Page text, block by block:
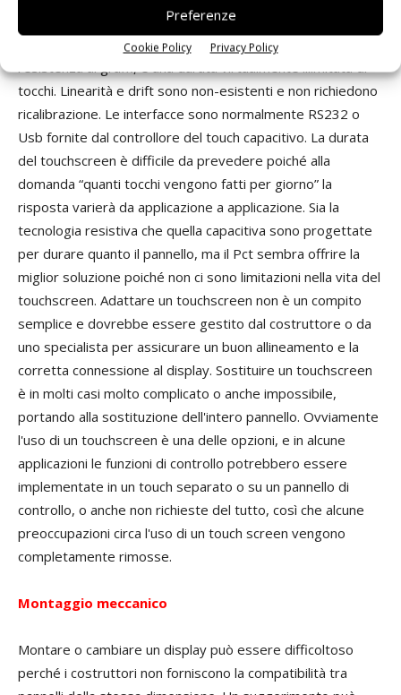
Preferenze
Cookie Policy Privacy Policy
Capacitance sono generalmente fatti di un materiale
piuttosto duro che offre un miglior impatto e una miglior
tocchi. Linearità e drift sono non-esistenti e non richiedono
ricalibrazione. Le interfacce sono normalmente RS232 o
Usb fornite dal controllore del touch capacitivo. La durata
del touchscreen è difficile da prevedere poiché alla
domanda “quanti tocchi vengono fatti per giorno” la
risposta varierà da applicazione a applicazione. Sia la
tecnologia resistiva che quella capacitiva sono progettate
per durare quanto il pannello, ma il Pct sembra offrire la
miglior soluzione poiché non ci sono limitazioni nella vita del
touchscreen. Adattare un touchscreen non è un compito
semplice e dovrebbe essere gestito dal costruttore o da
uno specialista per assicurare un buon allineamento e la
corretta connessione al display. Sostituire un touchscreen
è in molti casi molto complicato o anche impossibile,
portando alla sostituzione dell'intero pannello. Ovviamente
l'uso di un touchscreen è una delle opzioni, e in alcune
applicazioni le funzioni di controllo potrebbero essere
implementate in un touch separato o su un pannello di
controllo, o anche non richieste del tutto, così che alcune
preoccupazioni circa l'uso di un touch screen vengono
completamente rimosse.
Montaggio meccanico
Montare o cambiare un display può essere difficoltoso
perché i costruttori non forniscono la compatibilità tra